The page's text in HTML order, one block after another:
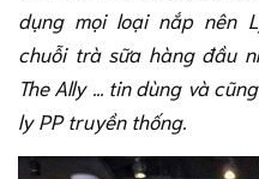
dụng mọi loại nắp nên
chuỗi trà sữa hàng đầu
The Ally ... tin dùng và
ly PP truyền thống.